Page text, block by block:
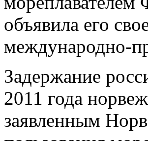
объявила его
международно-
Задержание
2011 года
заявленным